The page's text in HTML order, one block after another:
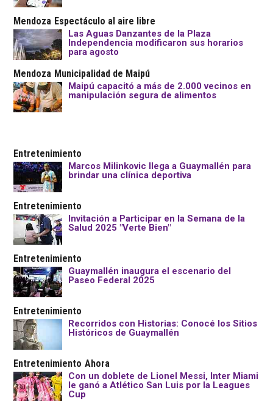
Mendoza Espectáculo al aire libre
Las Aguas Danzantes de la Plaza
Independencia modificaron sus horarios
para agosto
Mendoza Municipalidad de Maipú
Maipú capacitó a más de 2.000 vecinos en
manipulación segura de alimentos
Entretenimiento
Marcos Milinkovic llega a Guaymallén para
brindar una clínica deportiva
Entretenimiento
Invitación a Participar en la Semana de la
Salud 2025 "Verte Bien"
Entretenimiento
Guaymallén inaugura el escenario del
Paseo Federal 2025
Entretenimiento
Recorridos con Historias: Conocé los Sitios
Históricos de Guaymallén
Entretenimiento Ahora
Con un doblete de Lionel Messi, Inter Miami
le ganó a Atlético San Luis por la Leagues
Cup